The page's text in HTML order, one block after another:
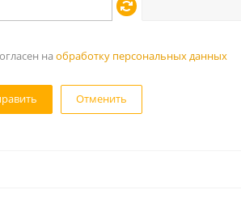
на обработку персональных данных
Отменить